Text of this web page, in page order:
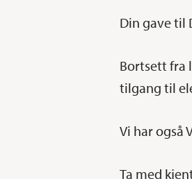
Din gave til
Bortsett fra
tilgang til
Vi har også
Ta med